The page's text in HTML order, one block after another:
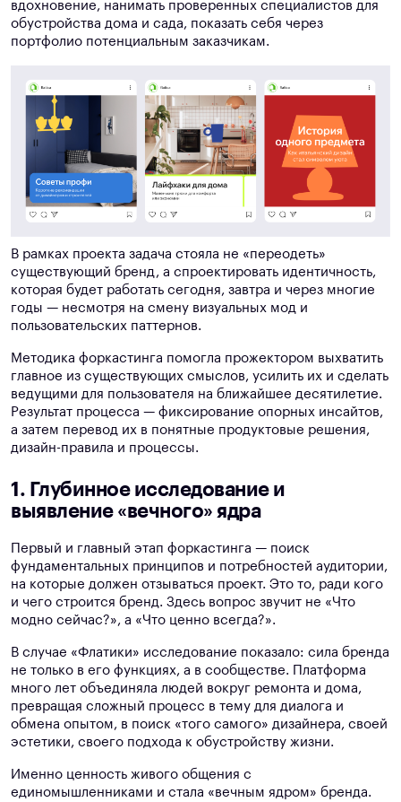
вдохновение, нанимать проверенных специалистов для
обустройства дома и сада, показать себя через
портфолио потенциальным заказчикам.
В рамках проекта задача стояла не «переодеть»
существующий бренд, а спроектировать идентичность,
которая будет работать сегодня, завтра и через многие
годы — несмотря на смену визуальных мод и
пользовательских паттернов.
Методика форкастинга помогла прожектором выхватить
главное из существующих смыслов, усилить их и сделать
ведущими для пользователя на ближайшее десятилетие.
Результат процесса — фиксирование опорных инсайтов,
а затем перевод их в понятные продуктовые решения,
дизайн-правила и процессы.
1. Глубинное исследование и
выявление «вечного» ядра
Первый и главный этап форкастинга — поиск
фундаментальных принципов и потребностей аудитории,
на которые должен отзываться проект. Это то, ради кого
и чего строится бренд. Здесь вопрос звучит не «Что
модно сейчас?», а «Что ценно всегда?».
В случае «Флатики» исследование показало: сила бренда
не только в его функциях, а в сообществе. Платформа
много лет объединяла людей вокруг ремонта и дома,
превращая сложный процесс в тему для диалога и
обмена опытом, в поиск «того самого» дизайнера, своей
эстетики, своего подхода к обустройству жизни.
Именно ценность живого общения с
единомышленниками и стала «вечным ядром» бренда.